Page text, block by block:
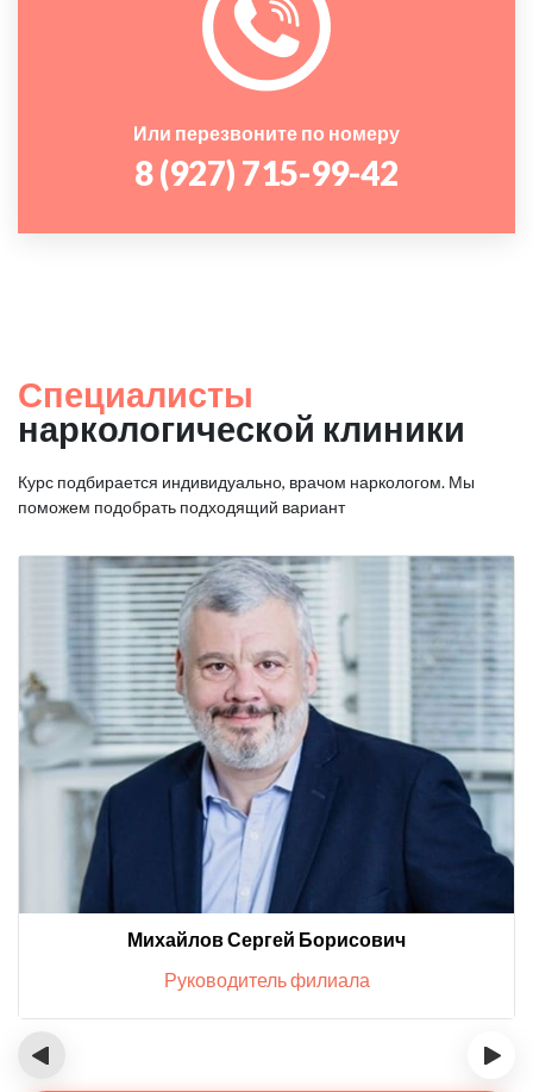
Или перезвоните по номеру
8 (927) 715-99-42
Специалисты
наркологической клиники
Курс подбирается индивидуально, врачом наркологом. Мы
поможем подобрать подходящий вариант
Михайлов Сергей Борисович
Руководитель филиала
‹ ›